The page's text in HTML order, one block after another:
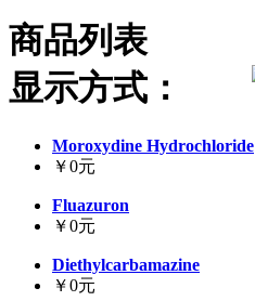
商品列表
显示方式：
Moroxydine Hydrochloride
￥0元
Fluazuron
￥0元
Diethylcarbamazine
￥0元